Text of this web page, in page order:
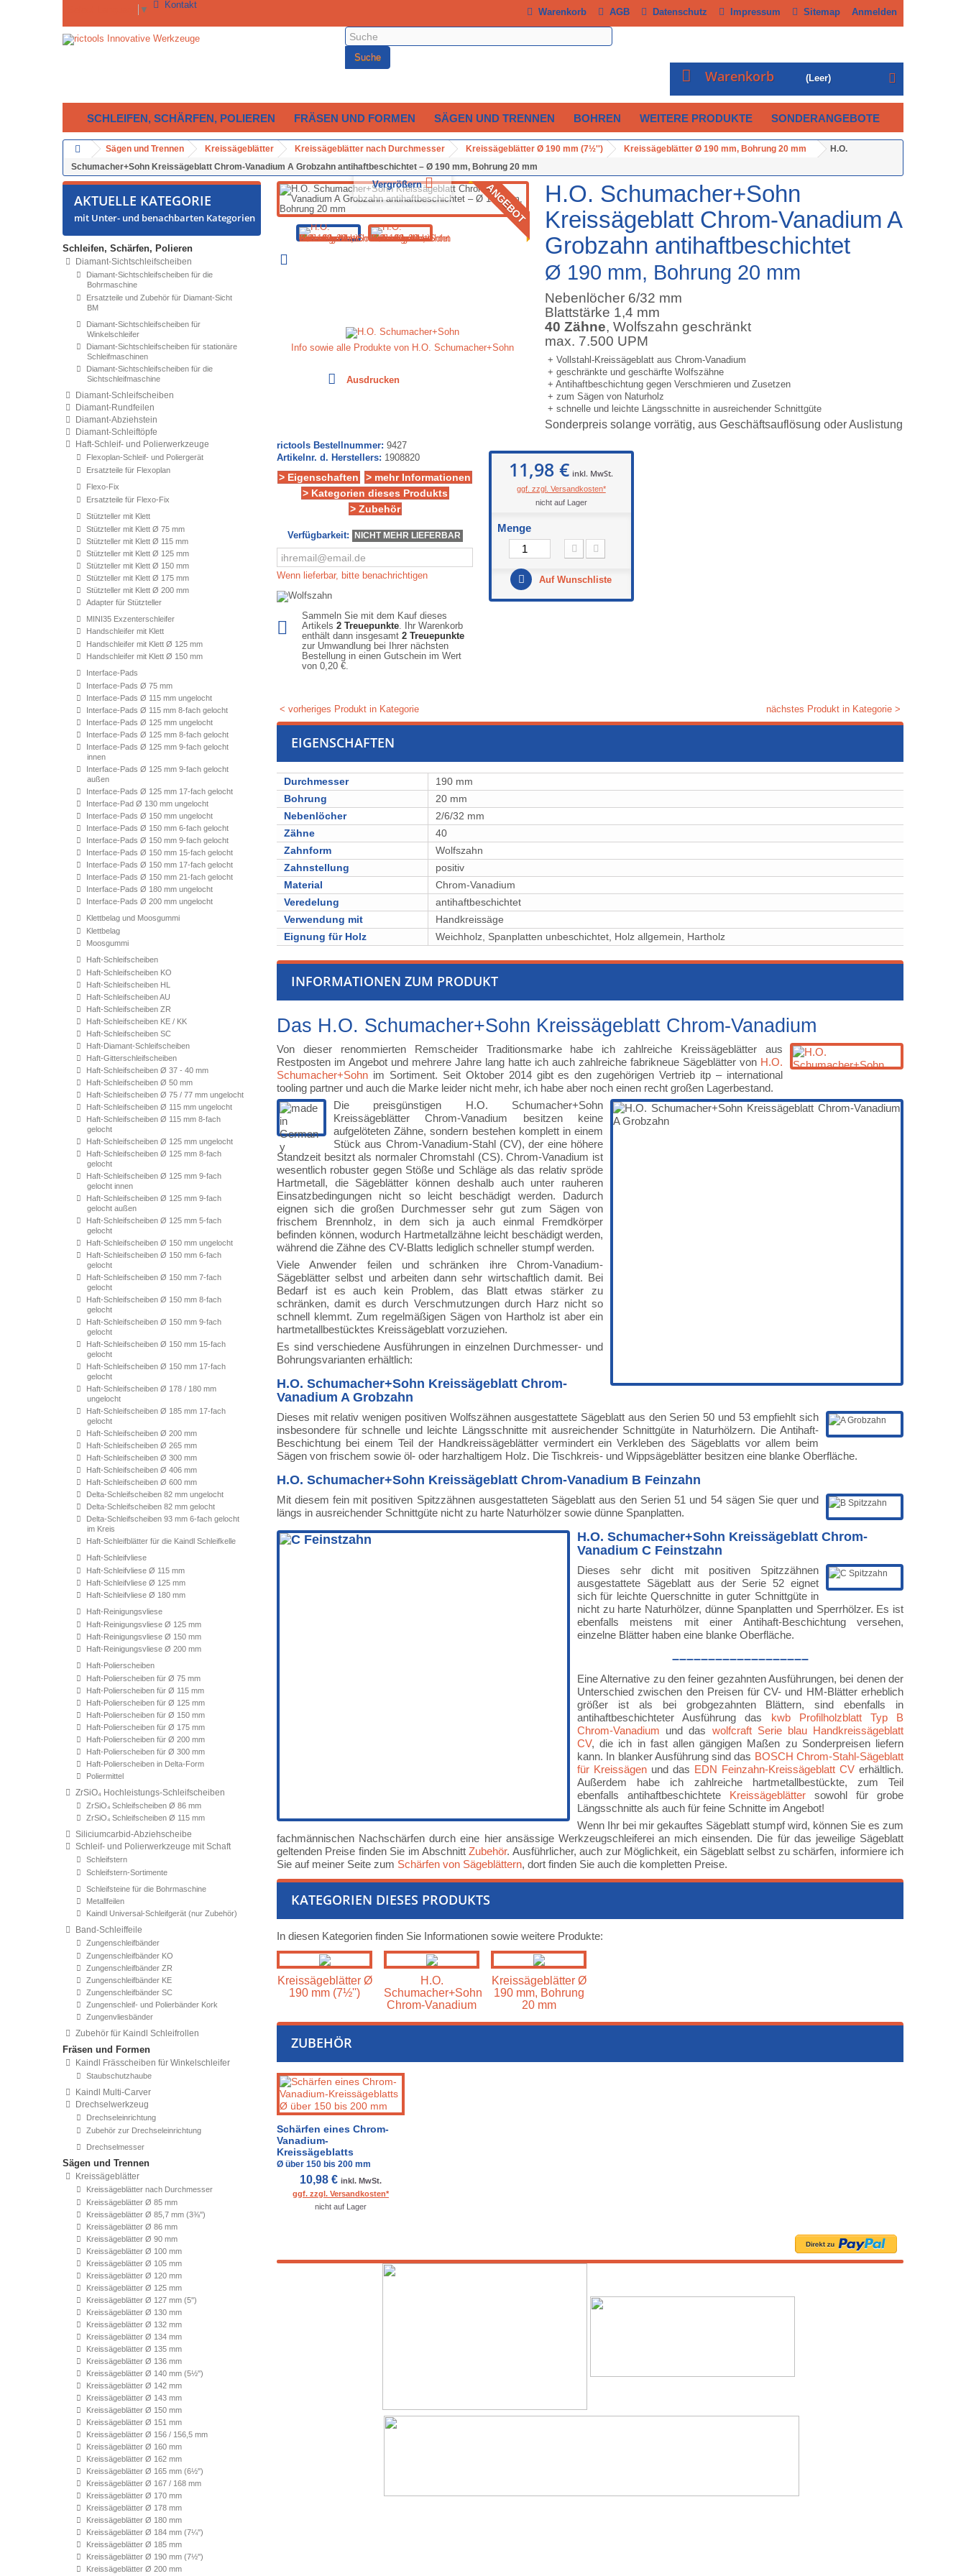
Anmelden
▼ Sitemap
Impressum
Datenschutz
AGB
Warenkorb
Kontakt
Suche
Warenkorb (Leer)
SCHLEIFEN, SCHÄRFEN, POLIEREN FRÄSEN UND FORMEN SÄGEN UND TRENNEN BOHREN WEITERE PRODUKTE SONDERANGEBOTE
Sägen und Trennen Kreissägeblätter Kreissägeblätter nach Durchmesser Kreissägeblätter Ø 190 mm (7½'') Kreissägeblätter Ø 190 mm, Bohrung 20 mm
H.O.
Schumacher+Sohn Kreissägeblatt Chrom-Vanadium A Grobzahn antihaftbeschichtet – Ø 190 mm, Bohrung 20 mm
AKTUELLE KATEGORIE
mit Unter- und benachbarten Kategorien
Schleifen, Schärfen, Polieren
Diamant-Sichtschleifscheiben
Diamant-Sichtschleifscheiben für die
Bohrmaschine
Ersatzteile und Zubehör für Diamant-Sicht
BM
Diamant-Sichtschleifscheiben für
Winkelschleifer
Diamant-Sichtschleifscheiben für stationäre
Schleifmaschinen
Diamant-Sichtschleifscheiben für die
Sichtschleifmaschine
Diamant-Schleifscheiben
Diamant-Rundfeilen
Diamant-Abziehstein
Diamant-Schleiftöpfe
Haft-Schleif- und Polierwerkzeuge
Flexoplan-Schleif- und Poliergerät
Ersatzteile für Flexoplan
Flexo-Fix
Ersatzteile für Flexo-Fix
Stützteller mit Klett
Stützteller mit Klett Ø 75 mm
Stützteller mit Klett Ø 115 mm
Stützteller mit Klett Ø 125 mm
Stützteller mit Klett Ø 150 mm
Stützteller mit Klett Ø 175 mm
Stützteller mit Klett Ø 200 mm
Adapter für Stützteller
MINI35 Exzenterschleifer
Handschleifer mit Klett
Handschleifer mit Klett Ø 125 mm
Handschleifer mit Klett Ø 150 mm
Interface-Pads
Interface-Pads Ø 75 mm
Interface-Pads Ø 115 mm ungelocht
Interface-Pads Ø 115 mm 8-fach gelocht
Interface-Pads Ø 125 mm ungelocht
Interface-Pads Ø 125 mm 8-fach gelocht
Interface-Pads Ø 125 mm 9-fach gelocht
innen
Interface-Pads Ø 125 mm 9-fach gelocht
außen
Interface-Pads Ø 125 mm 17-fach gelocht
Interface-Pad Ø 130 mm ungelocht
Interface-Pads Ø 150 mm ungelocht
Interface-Pads Ø 150 mm 6-fach gelocht
Interface-Pads Ø 150 mm 9-fach gelocht
Interface-Pads Ø 150 mm 15-fach gelocht
Interface-Pads Ø 150 mm 17-fach gelocht
Interface-Pads Ø 150 mm 21-fach gelocht
Interface-Pads Ø 180 mm ungelocht
Interface-Pads Ø 200 mm ungelocht
Klettbelag und Moosgummi
Klettbelag
Moosgummi
Haft-Schleifscheiben
Haft-Schleifscheiben KO
Haft-Schleifscheiben HL
Haft-Schleifscheiben AU
Haft-Schleifscheiben ZR
Haft-Schleifscheiben KE / KK
Haft-Schleifscheiben SC
Haft-Diamant-Schleifscheiben
Haft-Gitterschleifscheiben
Haft-Schleifscheiben Ø 37 - 40 mm
Haft-Schleifscheiben Ø 50 mm
Haft-Schleifscheiben Ø 75 / 77 mm ungelocht
Haft-Schleifscheiben Ø 115 mm ungelocht
Haft-Schleifscheiben Ø 115 mm 8-fach
gelocht
Haft-Schleifscheiben Ø 125 mm ungelocht
Haft-Schleifscheiben Ø 125 mm 8-fach
gelocht
Haft-Schleifscheiben Ø 125 mm 9-fach
gelocht innen
Haft-Schleifscheiben Ø 125 mm 9-fach
gelocht außen
Haft-Schleifscheiben Ø 125 mm 5-fach
gelocht
Haft-Schleifscheiben Ø 150 mm ungelocht
Haft-Schleifscheiben Ø 150 mm 6-fach
gelocht
Haft-Schleifscheiben Ø 150 mm 7-fach
gelocht
Haft-Schleifscheiben Ø 150 mm 8-fach
gelocht
Haft-Schleifscheiben Ø 150 mm 9-fach
gelocht
Haft-Schleifscheiben Ø 150 mm 15-fach
gelocht
Haft-Schleifscheiben Ø 150 mm 17-fach
gelocht
Haft-Schleifscheiben Ø 178 / 180 mm
ungelocht
Haft-Schleifscheiben Ø 185 mm 17-fach
gelocht
Haft-Schleifscheiben Ø 200 mm
Haft-Schleifscheiben Ø 265 mm
Haft-Schleifscheiben Ø 300 mm
Haft-Schleifscheiben Ø 406 mm
Haft-Schleifscheiben Ø 600 mm
Delta-Schleifscheiben 82 mm ungelocht
Delta-Schleifscheiben 82 mm gelocht
Delta-Schleifscheiben 93 mm 6-fach gelocht
im Kreis
Haft-Schleifblätter für die Kaindl Schleifkelle
Haft-Schleifvliese
Haft-Schleifvliese Ø 115 mm
Haft-Schleifvliese Ø 125 mm
Haft-Schleifvliese Ø 180 mm
Haft-Reinigungsvliese
Haft-Reinigungsvliese Ø 125 mm
Haft-Reinigungsvliese Ø 150 mm
Haft-Reinigungsvliese Ø 200 mm
Haft-Polierscheiben
Haft-Polierscheiben für Ø 75 mm
Haft-Polierscheiben für Ø 115 mm
Haft-Polierscheiben für Ø 125 mm
Haft-Polierscheiben für Ø 150 mm
Haft-Polierscheiben für Ø 175 mm
Haft-Polierscheiben für Ø 200 mm
Haft-Polierscheiben für Ø 300 mm
Haft-Polierscheiben in Delta-Form
Poliermittel
ZrSiO₄ Hochleistungs-Schleifscheiben
ZrSiO₄ Schleifscheiben Ø 86 mm
ZrSiO₄ Schleifscheiben Ø 115 mm
Siliciumcarbid-Abziehscheibe
Schleif- und Polierwerkzeuge mit Schaft
Schleifstern
Schleifstern-Sortimente
Schleifsteine für die Bohrmaschine
Metallfeilen
Kaindl Universal-Schleifgerät (nur Zubehör)
Band-Schleiffeile
Zungenschleifbänder
Zungenschleifbänder KO
Zungenschleifbänder ZR
Zungenschleifbänder KE
Zungenschleifbänder SC
Zungenschleif- und Polierbänder Kork
Zungenvliesbänder
Zubehör für Kaindl Schleifrollen
Fräsen und Formen
Kaindl Frässcheiben für Winkelschleifer
Staubschutzhaube
Kaindl Multi-Carver
Drechselwerkzeug
Drechseleinrichtung
Zubehör zur Drechseleinrichtung
Drechselmesser
Sägen und Trennen
Kreissägeblätter
Kreissägeblätter nach Durchmesser
Kreissägeblätter Ø 85 mm
Kreissägeblätter Ø 85,7 mm (3⅜'')
Kreissägeblätter Ø 86 mm
Kreissägeblätter Ø 90 mm
Kreissägeblätter Ø 100 mm
Kreissägeblätter Ø 105 mm
Kreissägeblätter Ø 120 mm
Kreissägeblätter Ø 125 mm
Kreissägeblätter Ø 127 mm (5'')
Kreissägeblätter Ø 130 mm
Kreissägeblätter Ø 132 mm
Kreissägeblätter Ø 134 mm
Kreissägeblätter Ø 135 mm
Kreissägeblätter Ø 136 mm
Kreissägeblätter Ø 140 mm (5½'')
Kreissägeblätter Ø 142 mm
Kreissägeblätter Ø 143 mm
Kreissägeblätter Ø 150 mm
Kreissägeblätter Ø 151 mm
Kreissägeblätter Ø 156 / 156,5 mm
Kreissägeblätter Ø 160 mm
Kreissägeblätter Ø 162 mm
Kreissägeblätter Ø 165 mm (6½'')
Kreissägeblätter Ø 167 / 168 mm
Kreissägeblätter Ø 170 mm
Kreissägeblätter Ø 178 mm
Kreissägeblätter Ø 180 mm
Kreissägeblätter Ø 184 mm (7¼'')
Kreissägeblätter Ø 185 mm
Kreissägeblätter Ø 190 mm (7½'')
Kreissägeblätter Ø 200 mm
ANGEBOT
Vergrößern
Info sowie alle Produkte von H.O. Schumacher+Sohn
Ausdrucken
H.O. Schumacher+Sohn
Kreissägeblatt Chrom-Vanadium A
Grobzahn antihaftbeschichtet
Ø 190 mm, Bohrung 20 mm
Nebenlöcher 6/32 mm
Blattstärke 1,4 mm
40 Zähne, Wolfszahn geschränkt
max. 7.500 UPM
+ Vollstahl-Kreissägeblatt aus Chrom-Vanadium
+ geschränkte und geschärfte Wolfszähne
+ Antihaftbeschichtung gegen Verschmieren und Zusetzen
+ zum Sägen von Naturholz
+ schnelle und leichte Längsschnitte in ausreichender Schnittgüte
Sonderpreis solange vorrätig, aus Geschäftsauflösung oder Auslistung
rictools Bestellnummer: 9427
Artikelnr. d. Herstellers: 1908820
> Eigenschaften
> mehr Informationen
> Kategorien dieses Produkts
> Zubehör
Verfügbarkeit: NICHT MEHR LIEFERBAR
Wenn lieferbar, bitte benachrichtigen
Sammeln Sie mit dem Kauf dieses
Artikels 2 Treuepunkte. Ihr Warenkorb
enthält dann insgesamt 2 Treuepunkte
zur Umwandlung bei Ihrer nächsten
Bestellung in einen Gutschein im Wert
von 0,20 €.
11,98 € inkl. MwSt.
ggf. zzgl. Versandkosten*
nicht auf Lager
Menge
Auf Wunschliste
< vorheriges Produkt in Kategorie nächstes Produkt in Kategorie >
EIGENSCHAFTEN
Durchmesser
190 mm
Bohrung
20 mm
Nebenlöcher
2/6/32 mm
Zähne
40
Zahnform
Wolfszahn
Zahnstellung
positiv
Material
⁠⁠⁠⁠Chrom-Vanadium
Veredelung
antihaftbeschichtet
Verwendung mit
Handkreissäge
Eignung für Holz
⁠Weichholz, ⁠⁠⁠⁠⁠⁠⁠⁠Spanplatten unbeschichtet, Holz allgemein, ⁠⁠⁠Hartholz
INFORMATIONEN ZUM PRODUKT
Das H.O. Schumacher+Sohn Kreissägeblatt Chrom-Vanadium
Von dieser renommierten Remscheider Traditionsmarke habe ich zahlreiche Kreissägeblätter aus
Restposten im Angebot und mehrere Jahre lang hatte ich auch zahlreiche fabrikneue Sägeblätter von H.O.
Schumacher+Sohn im Sortiment. Seit Oktober 2014 gibt es den zugehörigen Vertrieb itp – international
tooling partner und auch die Marke leider nicht mehr, ich habe aber noch einen recht großen Lagerbestand.
Die preisgünstigen H.O. Schumacher+Sohn
Kreissägeblätter Chrom-Vanadium besitzen keine
aufgelöteten Zähne, sondern bestehen komplett in einem
Stück aus Chrom-Vanadium-Stahl (CV), der eine höhere
Standzeit besitzt als normaler Chromstahl (CS). Chrom-Vanadium ist
wesentlich robuster gegen Stöße und Schläge als das relativ spröde
Hartmetall, die Sägeblätter können deshalb auch unter rauheren
Einsatzbedingungen nicht so leicht beschädigt werden. Dadurch
eignen sich die großen Durchmesser sehr gut zum Sägen von
frischem Brennholz, in dem sich ja auch einmal Fremdkörper
befinden können, wodurch Hartmetallzähne leicht beschädigt werden,
während die Zähne des CV-Blatts lediglich schneller stumpf werden.
Viele Anwender feilen und schränken ihre Chrom-Vanadium-
Sägeblätter selbst und arbeiten dann sehr wirtschaftlich damit. Bei
Bedarf ist es auch kein Problem, das Blatt etwas stärker zu
schränken, damit es durch Verschmutzungen durch Harz nicht so
schnell klemmt. Zum regelmäßigen Sägen von Hartholz ist aber ein
hartmetallbestücktes Kreissägeblatt vorzuziehen.
Es sind verschiedene Ausführungen in einzelnen Durchmesser- und
Bohrungsvarianten erhältlich:
H.O. Schumacher+Sohn Kreissägeblatt Chrom-
Vanadium A Grobzahn
Dieses mit relativ wenigen positiven Wolfszähnen ausgestattete Sägeblatt aus den Serien 50 und 53 empfiehlt sich
insbesondere für schnelle und leichte Längsschnitte mit ausreichender Schnittgüte in Naturhölzern. Die Antihaft-
Beschichtung bei einem Teil der Handkreissägeblätter vermindert ein Verkleben des Sägeblatts vor allem beim
Sägen von frischem sowie öl- oder harzhaltigem Holz. Die Tischkreis- und Wippsägeblätter besitzen eine blanke Oberfläche.
H.O. Schumacher+Sohn Kreissägeblatt Chrom-Vanadium B Feinzahn
Mit diesem fein mit positiven Spitzzähnen ausgestatteten Sägeblatt aus den Serien 51 und 54 sägen Sie quer und
längs in ausreichender Schnittgüte nicht zu harte Naturhölzer sowie dünne Spanplatten.
H.O. Schumacher+Sohn Kreissägeblatt Chrom-
Vanadium C Feinstzahn
Dieses sehr dicht mit positiven Spitzzähnen
ausgestattete Sägeblatt aus der Serie 52 eignet
sich für leichte Querschnitte in guter Schnittgüte in
nicht zu harte Naturhölzer, dünne Spanplatten und Sperrhölzer. Es ist
ebenfalls meistens mit einer Antihaft-Beschichtung versehen,
einzelne Blätter haben eine blanke Oberfläche.
–––––––––––––––––––
Eine Alternative zu den feiner gezahnten Ausführungen, bei denen der
Unterschied zwischen den Preisen für CV- und HM-Blätter erheblich
größer ist als bei grobgezahnten Blättern, sind ebenfalls in
antihaftbeschichteter Ausführung das kwb Profilholzblatt Typ B
Chrom-Vanadium und das wolfcraft Serie blau Handkreissägeblatt
CV, die ich in fast allen gängigen Maßen zu Sonderpreisen liefern
kann. In blanker Ausführung sind das BOSCH Chrom-Stahl-Sägeblatt
für Kreissägen und das EDN Feinzahn-Kreissägeblatt CV erhältlich.
Außerdem habe ich zahlreiche hartmetallbestückte, zum Teil
ebenfalls antihaftbeschichtete Kreissägeblätter sowohl für grobe
Längsschnitte als auch für feine Schnitte im Angebot!
Wenn Ihr bei mir gekauftes Sägeblatt stumpf wird, können Sie es zum
fachmännischen Nachschärfen durch eine hier ansässige Werkzeugschleiferei an mich einsenden. Die für das jeweilige Sägeblatt
geltenden Preise finden Sie im AbschnittZubehör. Ausführlicher, auch zur Möglichkeit, ein Sägeblatt selbst zu schärfen, informiere ich
Sie auf meiner Seite zum Schärfen von Sägeblättern, dort finden Sie auch die kompletten Preise.
KATEGORIEN DIESES PRODUKTS
In diesen Kategorien finden Sie Informationen sowie weitere Produkte:
Kreissägeblätter Ø
190 mm (7½'')
H.O.
Schumacher+Sohn
Chrom-Vanadium
Kreissägeblätter Ø
190 mm, Bohrung
20 mm
ZUBEHÖR
Schärfen eines Chrom-
Vanadium-
Kreissägeblatts
Ø über 150 bis 200 mm
10,98 € inkl. MwSt.
ggf. zzgl. Versandkosten*
nicht auf Lager